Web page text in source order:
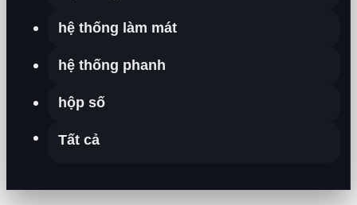
hệ thống làm mát
hệ thống phanh
hộp số
Tất cả